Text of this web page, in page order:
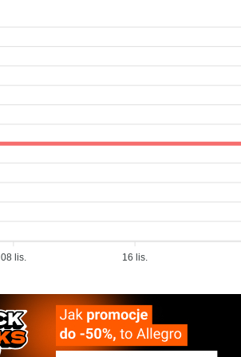
08 lis. 16 lis.